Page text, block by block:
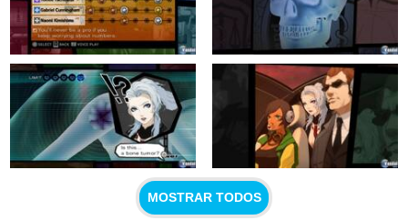
MOSTRAR TODOS